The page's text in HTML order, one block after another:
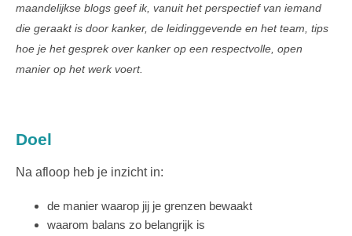
maandelijkse blogs geef ik, vanuit het perspectief van iemand
die geraakt is door kanker, de leidinggevende en het team, tips
hoe je het gesprek over kanker op een respectvolle, open
manier op het werk voert.
Doel
Na afloop heb je inzicht in:
de manier waarop jij je grenzen bewaakt
waarom balans zo belangrijk is